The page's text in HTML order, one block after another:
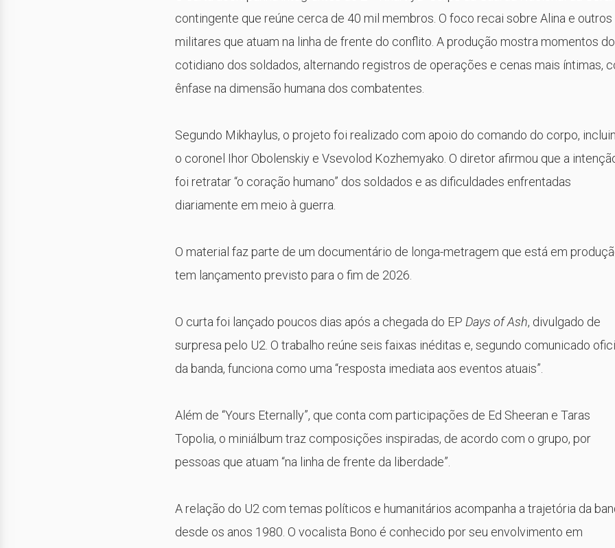
contingente que reúne cerca de 40 mil membros. O foco recai sobre Alina e outros
militares que atuam na linha de frente do conflito. A produção mostra momentos do
cotidiano dos soldados, alternando registros de operações e cenas mais íntimas,
ênfase na dimensão humana dos combatentes.
Segundo Mikhaylus, o projeto foi realizado com apoio do comando do corpo,
o coronel Ihor Obolenskiy e Vsevolod Kozhemyako. O diretor afirmou que a
foi retratar “o coração humano” dos soldados e as dificuldades enfrentadas
diariamente em meio à guerra.
O material faz parte de um documentário de longa-metragem que está em
tem lançamento previsto para o fim de 2026.
O curta foi lançado poucos dias após a chegada do EP Days of Ash, divulgado de
surpresa pelo U2. O trabalho reúne seis faixas inéditas e, segundo comunicado
da banda, funciona como uma “resposta imediata aos eventos atuais”.
Além de “Yours Eternally”, que conta com participações de Ed Sheeran e Taras
Topolia, o miniálbum traz composições inspiradas, de acordo com o grupo, por
pessoas que atuam “na linha de frente da liberdade”.
A relação do U2 com temas políticos e humanitários acompanha a trajetória da
desde os anos 1980. O vocalista Bono é conhecido por seu envolvimento em